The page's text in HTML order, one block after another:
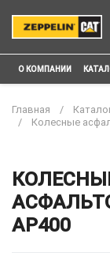
О КОМПАНИИ
Главная
Колесные
AP400